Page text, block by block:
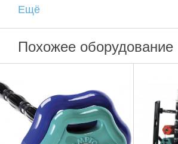
Инвестируя в продукцию Hampton,
уверенным, что постоянная
инвентаря для групповых занятий
Благодаря уникальному дизайну
оборудование полностью защищены
комфортными эффективными
Гарантия на 2 года – настоящее
надежного бренда.
Ещё
Похожее оборудование